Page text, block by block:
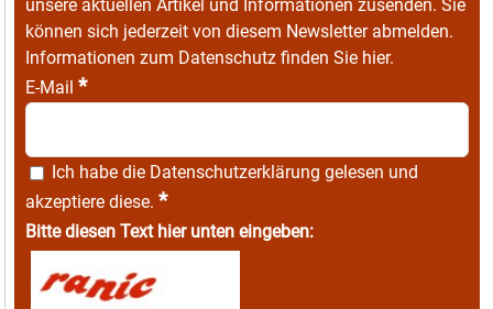
unsere aktuellen Artikel und Informationen zusenden. Sie
können sich jederzeit von diesem Newsletter abmelden.
Informationen zum Datenschutz finden Sie hier.
E-Mail *
Ich habe die Datenschutzerklärung gelesen und
akzeptiere diese. *
Bitte diesen Text hier unten eingeben: